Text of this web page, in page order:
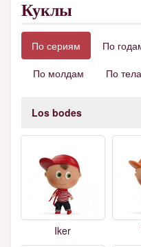
Куклы
По сериям По
По молдам
По
Los bodes
Iker